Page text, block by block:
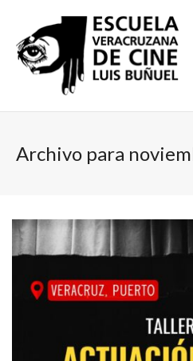
Archivo para